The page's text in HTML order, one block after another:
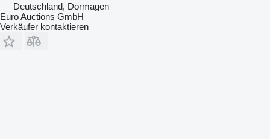
Deutschland, Dormagen
Euro Auctions GmbH
Verkäufer kontaktieren